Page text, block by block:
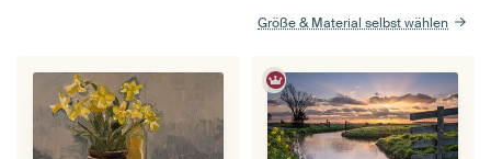
Größe & Material selbst wählen